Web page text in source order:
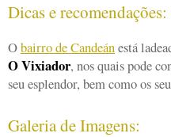
Dicas e
Obairro de Candeánestá
O Vixiador, nos quais pode
seu esplendor, bem como os
Galeria de Imagens: